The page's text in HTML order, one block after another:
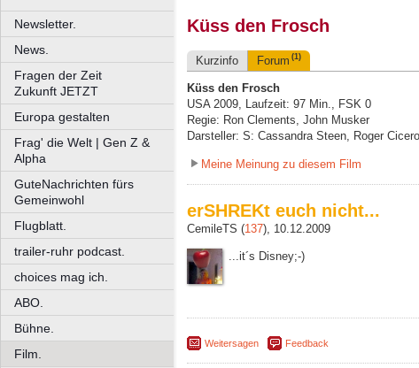
Newsletter.
News.
Fragen der Zeit
Zukunft JETZT
Europa gestalten
Frag' die Welt | Gen Z &
Alpha
GuteNachrichten fürs
Gemeinwohl
Flugblatt.
trailer-ruhr podcast.
choices mag ich.
ABO.
Bühne.
Film.
Küss den Frosch
Kurzinfo Forum (1)
Küss den Frosch
USA 2009, Laufzeit: 97 Min., FSK 0
Regie: Ron Clements, John Musker
Darsteller: S: Cassandra Steen, Roger
Meine Meinung zu diesem Film
erSHREKt euch nicht...
CemileTS (137), 10.12.2009
...it´s Disney;-)
Weitersagen Feedback